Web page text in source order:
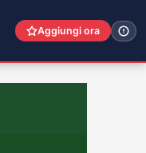
Aggiungi ora